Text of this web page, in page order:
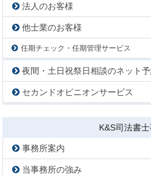
法人のお客様
他士業のお客様
任期チェック・任期管理サービス
夜間・土日祝祭日相談のネット
セカンドオピニオンサービス
K&S司法書
事務所案内
当事務所の強み